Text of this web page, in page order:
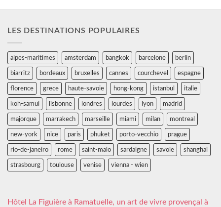
LES DESTINATIONS POPULAIRES
alpes-maritimes amsterdam bangkok barcelone berlin
biarritz bordeaux bruxelles cannes courchevel espagne
florence grece haute-savoie hong-kong istanbul italie
koh-samui lisbonne londres lourdes lyon madrid
majorque marrakech marseille miami milan montreal
new-york nice paris phuket porto-vecchio prague
rio-de-janeiro rome saint-malo sardaigne savoie shanghai
strasbourg toulouse venise vienna - wien
Hôtel La Figuière à Ramatuelle, un art de vivre provençal à